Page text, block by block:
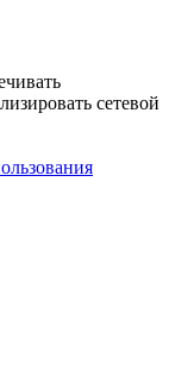
сетевой